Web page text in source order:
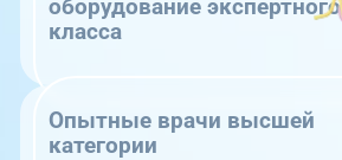
оборудование экспертного
класса
Опытные врачи высшей
категории